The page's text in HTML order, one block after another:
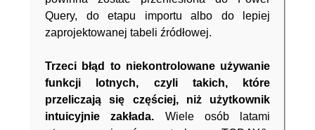
Query, do etapu importu albo do lepiej
zaprojektowanej tabeli źródłowej.
Trzeci błąd to niekontrolowane używanie
funkcji lotnych, czyli takich, które
przeliczają się częściej, niż użytkownik
intuicyjnie zakłada. Wiele osób latami